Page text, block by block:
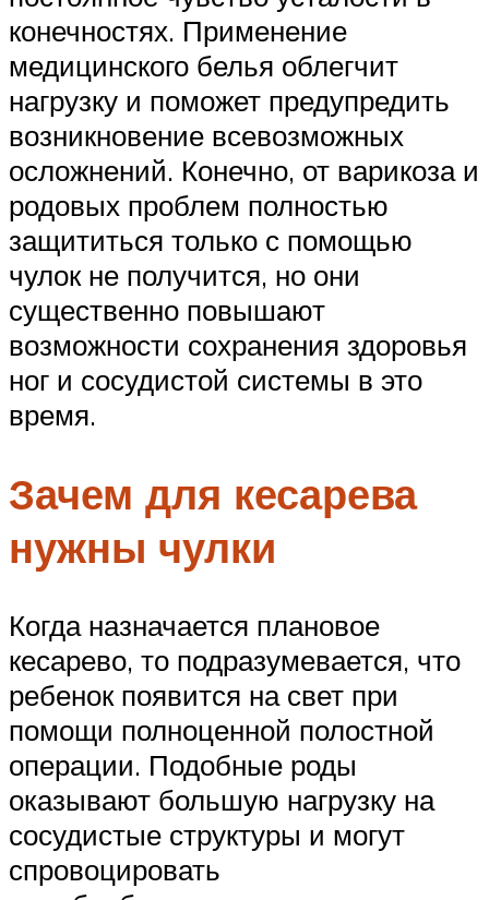
конечностях. Применение
медицинского белья облегчит
нагрузку и поможет предупредить
возникновение всевозможных
осложнений. Конечно, от варикоза и
родовых проблем полностью
защититься только с помощью
чулок не получится, но они
существенно повышают
возможности сохранения здоровья
ног и сосудистой системы в это
время.
Зачем для кесарева
нужны чулки
Когда назначается плановое
кесарево, то подразумевается, что
ребенок появится на свет при
помощи полноценной полостной
операции. Подобные роды
оказывают большую нагрузку на
сосудистые структуры и могут
спровоцировать